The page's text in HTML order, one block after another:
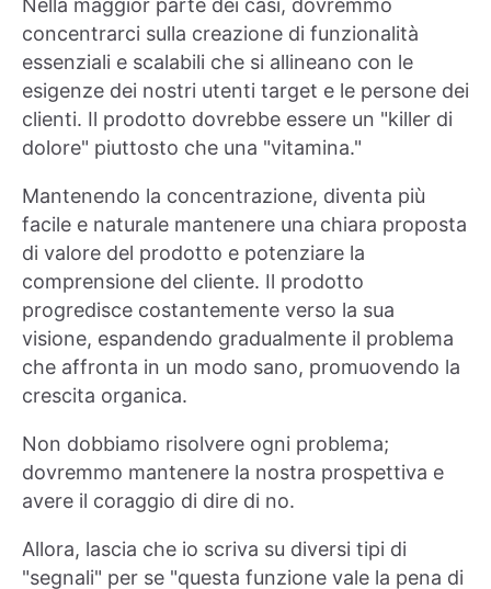
Nella maggior parte dei casi, dovremmo
concentrarci sulla creazione di funzionalità
essenziali e scalabili che si allineano con le
esigenze dei nostri utenti target e le persone dei
clienti. Il prodotto dovrebbe essere un "killer di
dolore" piuttosto che una "vitamina."
Mantenendo la concentrazione, diventa più
facile e naturale mantenere una chiara proposta
di valore del prodotto e potenziare la
comprensione del cliente. Il prodotto
progredisce costantemente verso la sua
visione, espandendo gradualmente il problema
che affronta in un modo sano, promuovendo la
crescita organica.
Non dobbiamo risolvere ogni problema;
dovremmo mantenere la nostra prospettiva e
avere il coraggio di dire di no.
Allora, lascia che io scriva su diversi tipi di
"segnali" per se "questa funzione vale la pena di